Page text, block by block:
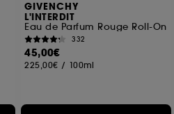
GIVENCHY
L'INTERDIT
Eau de Parfum Rouge Roll-On
332
45,00€
225,00€ / 100ml